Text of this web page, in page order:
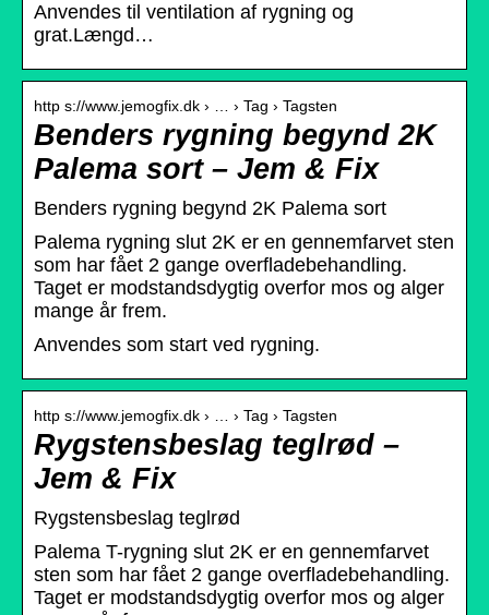
Anvendes til ventilation af rygning og
grat.Længd…
http s://www.jemogfix.dk › … › Tag › Tagsten
Benders rygning begynd 2K
Palema sort – Jem & Fix
Benders rygning begynd 2K Palema sort
Palema rygning slut 2K er en gennemfarvet sten
som har fået 2 gange overfladebehandling.
Taget er modstandsdygtig overfor mos og alger
mange år frem.
Anvendes som start ved rygning.
http s://www.jemogfix.dk › … › Tag › Tagsten
Rygstensbeslag teglrød –
Jem & Fix
Rygstensbeslag teglrød
Palema T-rygning slut 2K er en gennemfarvet
sten som har fået 2 gange overfladebehandling.
Taget er modstandsdygtig overfor mos og alger